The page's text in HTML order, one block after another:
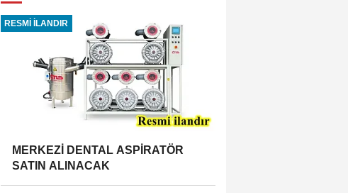
RESMİ İLANDIR
MERKEZİ DENTAL ASPİRATÖR
SATIN ALINACAK